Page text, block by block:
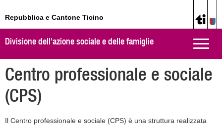
Repubblica e Cantone Ticino
Toggle
Divisione dell'azione sociale e delle famiglie
Centro professionale e sociale
(CPS)
Il Centro professionale e sociale (CPS) è una struttura realizzata